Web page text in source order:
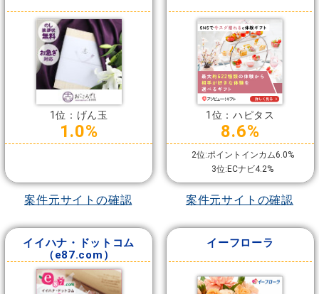
1位：げん玉
1.0%
案件元サイトの確認
1位：ハピタス
8.6%
2位:ポイントインカム6.0%
3位:ECナビ4.2%
案件元サイトの確認
イイハナ・ドットコム
（e87.com）
イーフローラ